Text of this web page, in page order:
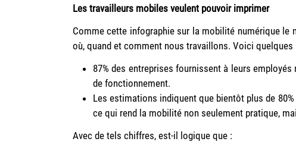
Les travailleurs mobiles veulent pouvoir imprimer
Comme cette infographie sur la mobilité numérique le
où, quand et comment nous travaillons. Voici
87% des entreprises fournissent à leurs
de fonctionnement.
Les estimations indiquent que bientôt plus de
ce qui rend la mobilité non seulement pratique,
Avec de tels chiffres, est-il logique que :